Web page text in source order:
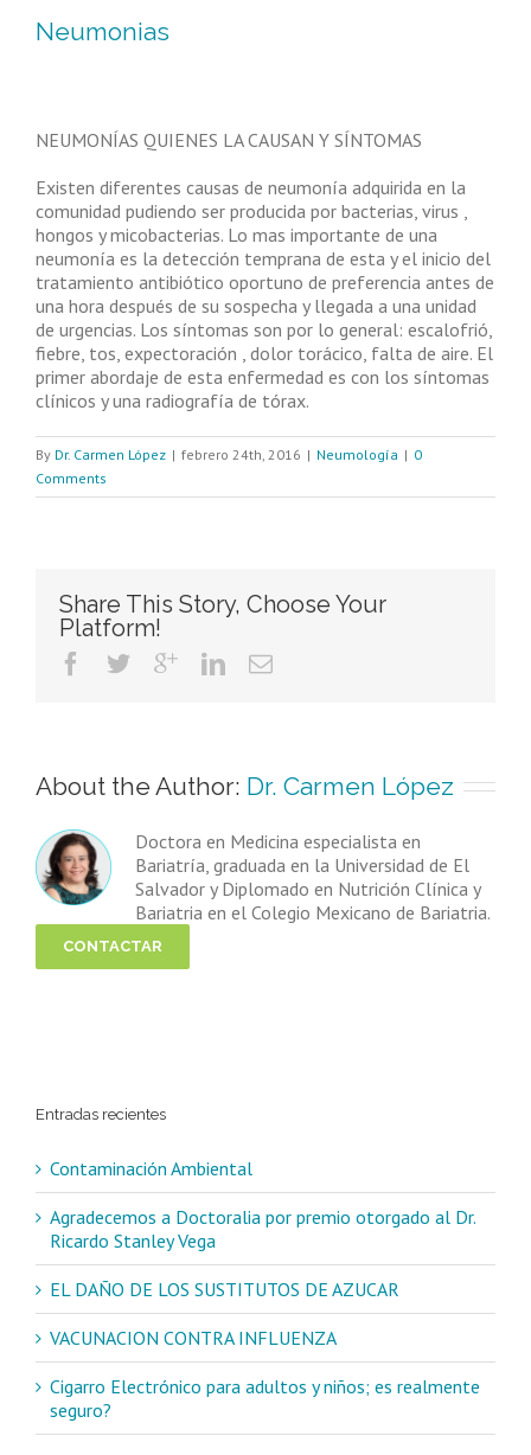
Neumonias
NEUMONÍAS QUIENES LA CAUSAN Y SÍNTOMAS
Existen diferentes causas de neumonía adquirida en la
comunidad pudiendo ser producida por bacterias, virus ,
hongos y micobacterias. Lo mas importante de una
neumonía es la detección temprana de esta y el inicio del
tratamiento antibiótico oportuno de preferencia antes de
una hora después de su sospecha y llegada a una unidad
de urgencias. Los síntomas son por lo general: escalofrió,
fiebre, tos, expectoración , dolor torácico, falta de aire. El
primer abordaje de esta enfermedad es con los síntomas
clínicos y una radiografía de tórax.
By Dr. Carmen López | febrero 24th, 2016 | Neumología | 0
Comments
Share This Story, Choose Your
Platform!
About the Author: Dr. Carmen López
Doctora en Medicina especialista en
Bariatría, graduada en la Universidad de El
Salvador y Diplomado en Nutrición Clínica y
Bariatria en el Colegio Mexicano de Bariatria.
CONTACTAR
Entradas recientes
Contaminación Ambiental
Agradecemos a Doctoralia por premio otorgado al Dr.
Ricardo Stanley Vega
EL DAÑO DE LOS SUSTITUTOS DE AZUCAR
VACUNACION CONTRA INFLUENZA
Cigarro Electrónico para adultos y niños; es realmente
seguro?